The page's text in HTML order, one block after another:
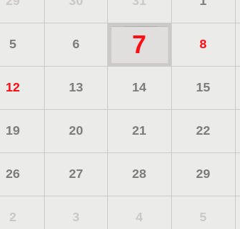
5 6 7 8
12 13 14 15
19 20 21 22
26 27 28 29
2 3 4 5